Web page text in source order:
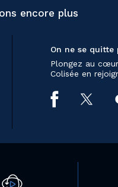
encore plus
On ne se quitte
Plongez au
Colisée en